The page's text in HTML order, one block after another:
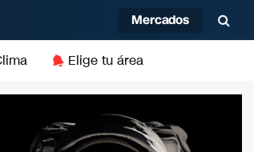
Mercados
Elige tu área